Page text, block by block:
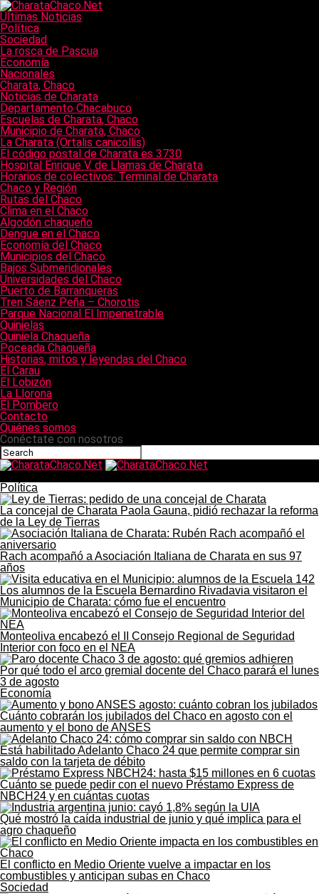
Últimas Noticias
Política
Sociedad
La rosca de Pascua
Economía
Nacionales
Charata, Chaco
Noticias de Charata
Departamento Chacabuco
Escuelas de Charata, Chaco
Municipio de Charata, Chaco
La Charata (Ortalis canicollis)
El código postal de Charata es 3730
Hospital Enrique V. de Llamas de Charata
Horarios de colectivos: Terminal de Charata
Chaco y Región
Rutas del Chaco
Clima en el Chaco
Algodón chaqueño
Dengue en el Chaco
Economía del Chaco
Municipios del Chaco
Bajos Submeridionales
Universidades del Chaco
Puerto de Barranqueras
Tren Sáenz Peña – Chorotis
Parque Nacional El Impenetrable
Quinielas
Quiniela Chaqueña
Poceada Chaqueña
Historias, mitos y leyendas del Chaco
El Carau
El Lobizón
La Llorona
El Pombero
Contacto
Quiénes somos
Conéctate con nosotros
Política
La concejal de Charata Paola Gauna, pidió rechazar la reforma
de la Ley de Tierras
Rach acompañó a Asociación Italiana de Charata en sus 97
años
Los alumnos de la Escuela Bernardino Rivadavia visitaron el
Municipio de Charata: cómo fue el encuentro
Monteoliva encabezó el II Consejo Regional de Seguridad
Interior con foco en el NEA
Por qué todo el arco gremial docente del Chaco parará el lunes
3 de agosto
Economía
Cuánto cobrarán los jubilados del Chaco en agosto con el
aumento y el bono de ANSES
Está habilitado Adelanto Chaco 24 que permite comprar sin
saldo con la tarjeta de débito
Cuánto se puede pedir con el nuevo Préstamo Express de
NBCH24 y en cuántas cuotas
Qué mostró la caída industrial de junio y qué implica para el
agro chaqueño
El conflicto en Medio Oriente vuelve a impactar en los
combustibles y anticipan subas en Chaco
Sociedad